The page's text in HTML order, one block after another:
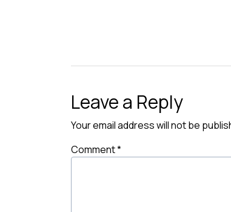
Leave a Reply
Your email address will not be
Comment*